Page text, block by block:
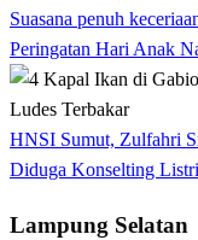
Suasana penuh
Peringatan Hari Anak
HNSI Sumut, Zulfahri
Diduga Konselting
Lampung Selatan